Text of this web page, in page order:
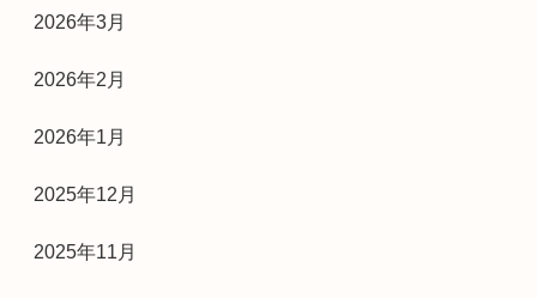
2026年3月
2026年2月
2026年1月
2025年12月
2025年11月